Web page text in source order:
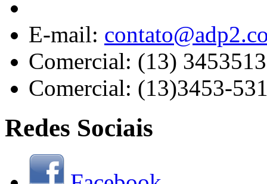
E-mail:
Comercial: (13)
Comercial: (13)3453-
Redes Sociais